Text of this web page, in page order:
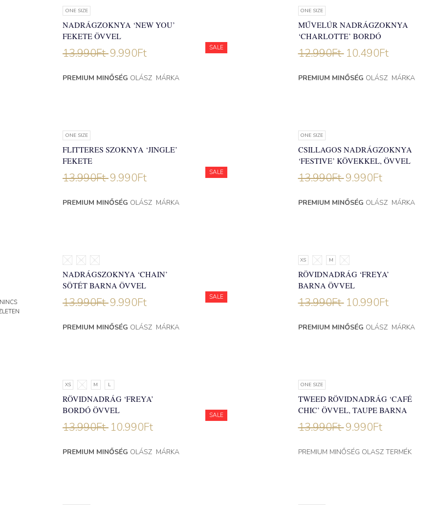
ONE SIZE
NADRÁGZOKNYA ‘NEW YOU’
FEKETE ÖVVEL
13.990Ft 9.990Ft
PREMIUM MINŐSÉG OLÁSZ MÁRKA
SALE
ONE SIZE
MŰVELÚR NADRÁGZOKNYA
‘CHARLOTTE’ BORDÓ
12.990Ft 10.490Ft
PREMIUM MINŐSÉG OLÁSZ MÁRKA
ONE SIZE
FLITTERES SZOKNYA ‘JINGLE’
FEKETE
13.990Ft 9.990Ft
PREMIUM MINŐSÉG OLÁSZ MÁRKA
SALE
ONE SIZE
CSILLAGOS NADRÁGZOKNYA
‘FESTIVE’ KÖVEKKEL, ÖVVEL
13.990Ft 9.990Ft
PREMIUM MINŐSÉG OLÁSZ MÁRKA
NINCS
S M L
NADRÁGSZOKNYA ‘CHAIN’
SÖTÉT BARNA ÖVVEL
13.990Ft 9.990Ft
PREMIUM MINŐSÉG OLÁSZ MÁRKA
SALE
XS S M L
RÖVIDNADRÁG ‘FREYA’
BARNA ÖVVEL
13.990Ft 10.990Ft
PREMIUM MINŐSÉG OLÁSZ MÁRKA
XS S M L
RÖVIDNADRÁG ‘FREYA’
BORDÓ ÖVVEL
13.990Ft 10.990Ft
PREMIUM MINŐSÉG OLÁSZ MÁRKA
SALE
ONE SIZE
TWEED RÖVIDNADRÁG ‘CAFÉ
CHIC’ ÖVVEL, TAUPE BARNA
13.990Ft 9.990Ft
PREMIUM MINŐSÉG OLASZ TERMÉK